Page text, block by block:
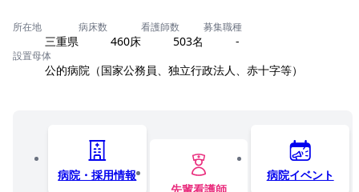
所在地
三重県
病床数
460床
看護師数
503名
募集職種
-
設置母体
公的病院（国家公務員、独立行政法人、赤十字等）
病院・採用情報
病院イベント